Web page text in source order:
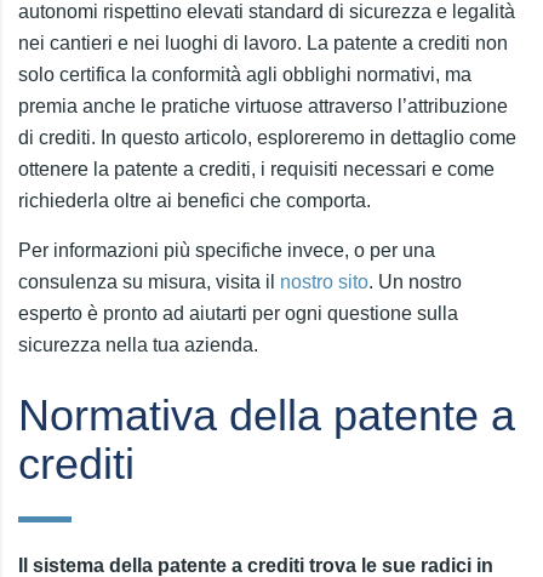
autonomi rispettino elevati standard di sicurezza e legalità
nei cantieri e nei luoghi di lavoro. La patente a crediti non
solo certifica la conformità agli obblighi normativi, ma
premia anche le pratiche virtuose attraverso l’attribuzione
di crediti. In questo articolo, esploreremo in dettaglio come
ottenere la patente a crediti, i requisiti necessari e come
richiederla oltre ai benefici che comporta.
Per informazioni più specifiche invece, o per una
consulenza su misura, visita il nostro sito. Un nostro
esperto è pronto ad aiutarti per ogni questione sulla
sicurezza nella tua azienda.
Normativa della patente a
crediti
Il sistema della patente a crediti trova le sue radici in